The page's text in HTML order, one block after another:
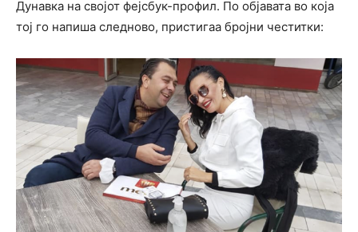
Дунавка на својот фејсбук-профил. По објавата во која
тој го напиша следново, пристигаа бројни честитки: